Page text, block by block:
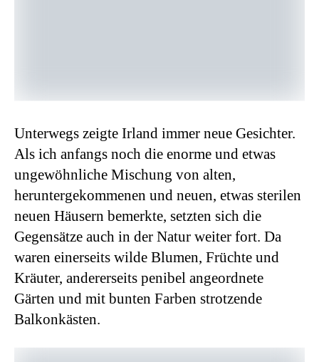
Unterwegs zeigte Irland immer neue Gesichter.
Als ich anfangs noch die enorme und etwas
ungewöhnliche Mischung von alten,
heruntergekommenen und neuen, etwas sterilen
neuen Häusern bemerkte, setzten sich die
Gegensätze auch in der Natur weiter fort. Da
waren einerseits wilde Blumen, Früchte und
Kräuter, andererseits penibel angeordnete
Gärten und mit bunten Farben strotzende
Balkonkästen.